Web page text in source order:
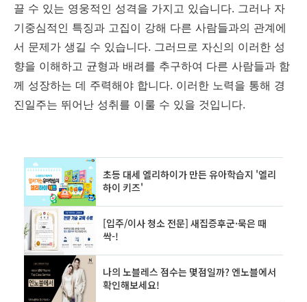
끌 수 있는 영웅적인 성격을 가지고 있습니다. 그러나 자
기중심적인 특징과 고집이 강해 다른 사람들과의 관계에
서 문제가 생길 수 있습니다. 그러므로 자신의 이러한 성
향을 이해하고 균형과 배려를 추구하여 다른 사람들과 함
께 성장하는 데 주력해야 합니다. 이러한 노력을 통해 경
진일주는 뛰어난 성취를 이룰 수 있을 것입니다.